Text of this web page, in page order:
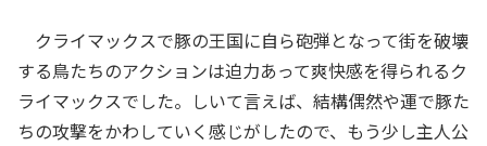
クライマックスで豚の王国に自ら砲弾となって街を破壊
する鳥たちのアクションは迫力あって爽快感を得られるク
ライマックスでした。しいて言えば、結構偶然や運で豚た
ちの攻撃をかわしていく感じがしたので、もう少し主人公